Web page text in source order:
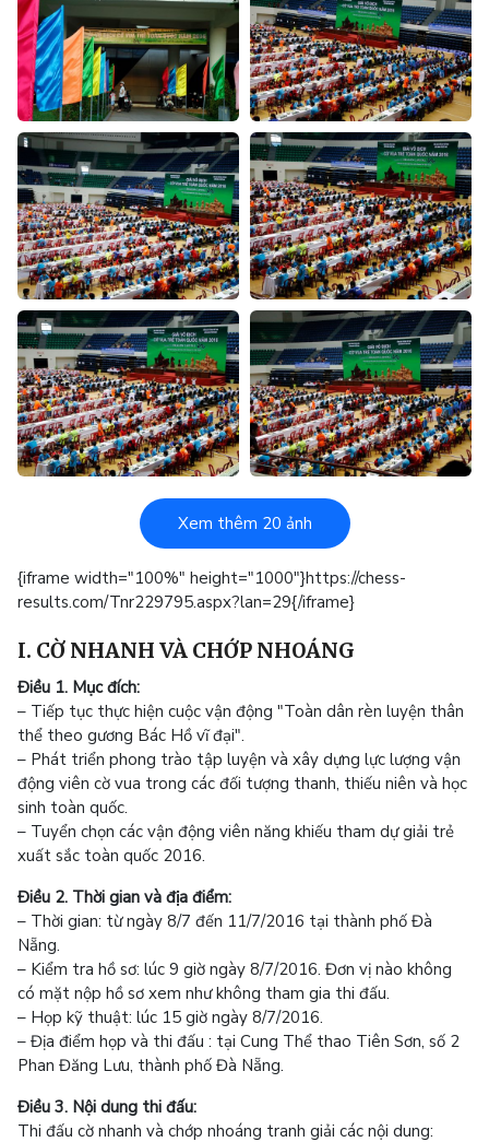
Xem thêm 20 ảnh
{iframe width="100%" height="1000"}https://chess-
results.com/Tnr229795.aspx?lan=29{/iframe}
I. CỜ NHANH VÀ CHỚP NHOÁNG
Điều 1. Mục đích:
– Tiếp tục thực hiện cuộc vận động "Toàn dân rèn luyện thân
thể theo gương Bác Hồ vĩ đại".
– Phát triển phong trào tập luyện và xây dựng lực lượng vận
động viên cờ vua trong các đối tượng thanh, thiếu niên và học
sinh toàn quốc.
– Tuyển chọn các vận động viên năng khiếu tham dự giải trẻ
xuất sắc toàn quốc 2016.
Điều 2. Thời gian và địa điểm:
– Thời gian: từ ngày 8/7 đến 11/7/2016 tại thành phố Đà
Nẵng.
– Kiểm tra hồ sơ: lúc 9 giờ ngày 8/7/2016. Đơn vị nào không
có mặt nộp hồ sơ xem như không tham gia thi đấu.
– Họp kỹ thuật: lúc 15 giờ ngày 8/7/2016.
– Địa điểm họp và thi đấu : tại Cung Thể thao Tiên Sơn, số 2
Phan Đăng Lưu, thành phố Đà Nẵng.
Điều 3. Nội dung thi đấu:
Thi đấu cờ nhanh và chớp nhoáng tranh giải các nội dung: